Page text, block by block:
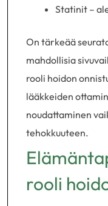
Statinit –
On tärkeää
mahdollisia
rooli hoidon
lääkkeiden
noudattaminen
tehokkuuteen.
rooli